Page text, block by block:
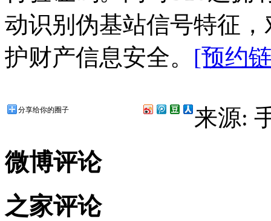
动识别伪基站信号特征
护财产信息安全。 [预约
分享给你的圈子 来源:
微博评论
之家评论